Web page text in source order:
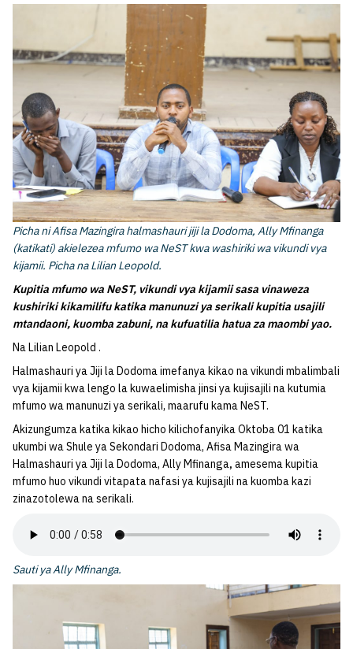
Picha ni Afisa Mazingira halmashauri jiji la Dodoma, Ally Mfinanga
(katikati) akielezea mfumo wa NeST kwa washiriki wa vikundi vya
kijamii. Picha na Lilian Leopold.
Kupitia mfumo wa NeST, vikundi vya kijamii sasa vinaweza
kushiriki kikamilifu katika manunuzi ya serikali kupitia usajili
mtandaoni, kuomba zabuni, na kufuatilia hatua za maombi yao.
Na Lilian Leopold .
Halmashauri ya Jiji la Dodoma imefanya kikao na vikundi mbalimbali
vya kijamii kwa lengo la kuwaelimisha jinsi ya kujisajili na kutumia
mfumo wa manunuzi ya serikali, maarufu kama NeST.
Akizungumza katika kikao hicho kilichofanyika Oktoba 01 katika
ukumbi wa Shule ya Sekondari Dodoma, Afisa Mazingira wa
Halmashauri ya Jiji la Dodoma, Ally Mfinanga, amesema kupitia
mfumo huo vikundi vitapata nafasi ya kujisajili na kuomba kazi
zinazotolewa na serikali.
Sauti ya Ally Mfinanga.